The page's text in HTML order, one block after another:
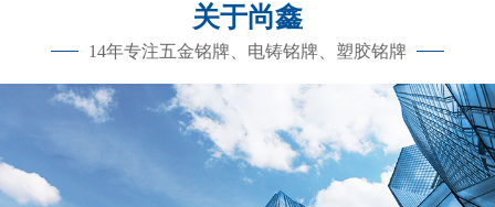
关于尚鑫
14年专注五金铭牌、电铸铭牌、塑胶铭牌